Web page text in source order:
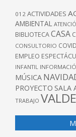
012 ACTIVIDADES
AMBIENTAL
BIBLIOTECACASA
CONSULTORIO COVID
EMPLEO
INFANTIL
MÚSICA
PROYECTO SALA
TRABAJO